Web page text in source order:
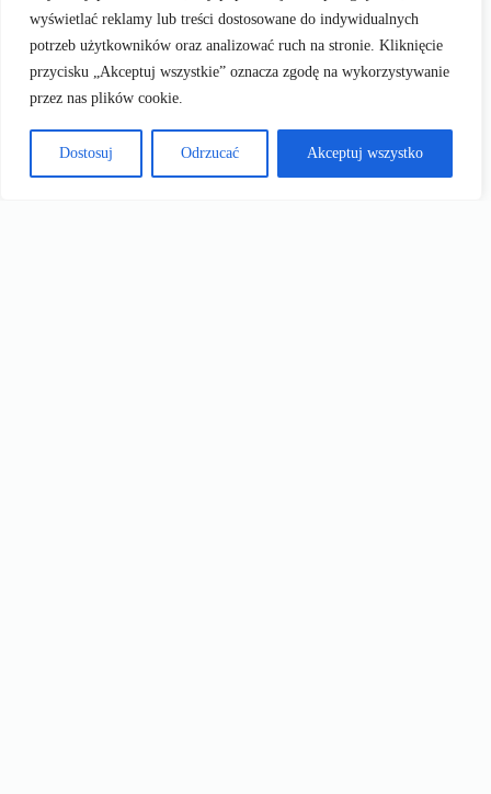
wyświetlać reklamy lub treści dostosowane do indywidualnych
potrzeb użytkowników oraz analizować ruch na stronie. Kliknięcie
przycisku „Akceptuj wszystkie” oznacza zgodę na wykorzystywanie
przez nas plików cookie.
Dostosuj Odrzucać Akceptuj wszystko
chroniony prawem autorskim.
Podsumowując, piąta klasa to ekscytujący czas pełen nowych
wyzwań i możliwości. Wykorzystaj w pełni ten rok, rozwijaj
swoje pasje i zdobywaj wiedzę, która przyda Ci się w
przyszłości. Powodzenia!